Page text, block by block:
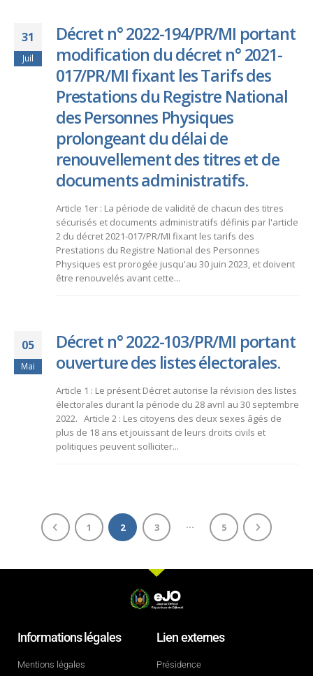
31
Juil
Décret n° 2022-194/PR/MI portant
modification du décret n° 2021-
017/PR/MI fixant les Tarifs des
Prestations du Registre National
des Personnes Physiques
prolongeant du délai de
renouvellement des titres et de
documents administratifs.
Article 1er : La période de validité de chacun des titres
sécurisés et documents administratifs définis par l'article
2 du décret 2021-017/PR/MI fixant les tarifs des
Prestations du Registre National des Personnes
Physiques est prorogée jusqu'au 30 juin 2023, et doivent
être renouvelés avant cette...
05
Mai
Décret n° 2022-103/PR/MI portant
ouverture des listes électorales.
Article 1 : Le présent Décret autorise la révision des listes
électorales durant la période du 28 avril au 30 septembre
2022. Article 2 : Les citoyens des deux sexes âgés de
plus de 18 ans et jouissant de leurs droits civils et
politiques peuvent solliciter...
1 2 3 … 5
Informations légales
Mentions légales
Lien externes
Présidence